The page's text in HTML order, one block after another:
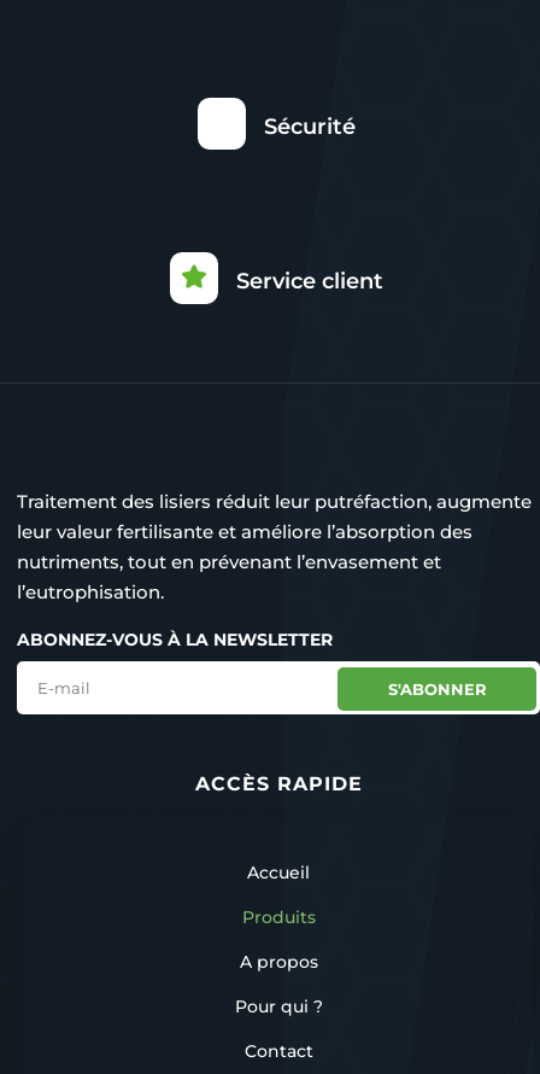
Sécurité
Service client
Traitement des lisiers réduit leur putréfaction, augmente
leur valeur fertilisante et améliore l’absorption des
nutriments, tout en prévenant l’envasement et
l’eutrophisation.
ABONNEZ-VOUS À LA NEWSLETTER
S'ABONNER
ACCÈS RAPIDE
Accueil
Produits
A propos
Pour qui ?
Contact